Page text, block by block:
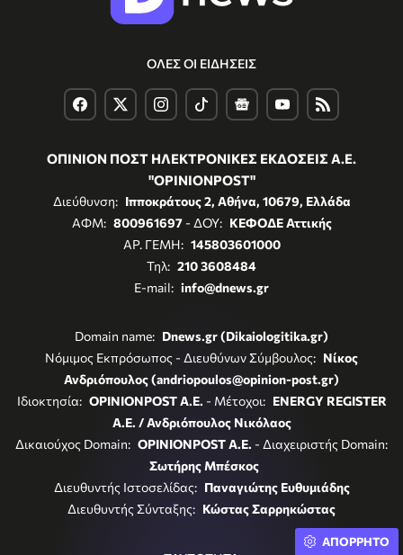
ΟΛΕΣ ΟΙ ΕΙΔΗΣΕΙΣ
ΟΠΙΝΙΟΝ ΠΟΣΤ ΗΛΕΚΤΡΟΝΙΚΕΣ ΕΚΔΟΣΕΙΣ Α.Ε.
"OPINIONPOST"
Διεύθυνση: Ιπποκράτους 2, Αθήνα, 10679, Ελλάδα
ΑΦΜ: 800961697- ΔΟΥ: ΚΕΦΟΔΕ Αττικής
ΑΡ. ΓΕΜΗ: 145803601000
Τηλ: 210 3608484
E-mail: info@dnews.gr
Domain name: Dnews.gr (Dikaiologitika.gr)
Νόμιμος Εκπρόσωπος - Διευθύνων Σύμβουλος: Νίκος
Ανδριόπουλος (andriopoulos@opinion-post.gr)
Ιδιοκτησία: OPINIONPOST A.E. - Μέτοχοι: ENERGY REGISTER
Α.Ε. / Ανδριόπουλος Νικόλαος
Δικαιούχος Domain: OPINIONPOST A.E. - Διαχειριστής Domain:
Σωτήρης Μπέσκος
Διευθυντής Ιστοσελίδας: Παναγιώτης Ευθυμιάδης
Διευθυντής Σύνταξης: Κώστας Σαρρηκώστας
ΑΠΟΡΡΗΤΟ